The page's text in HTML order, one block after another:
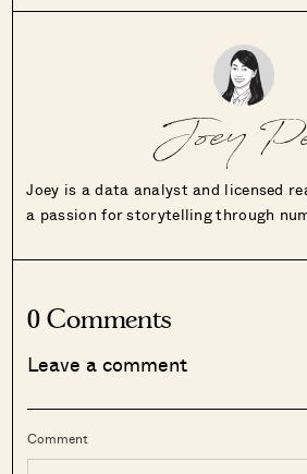
Joey
Joey is a data analyst and licensed
a passion for storytelling through
0 Comments
Leave a comment
Comment